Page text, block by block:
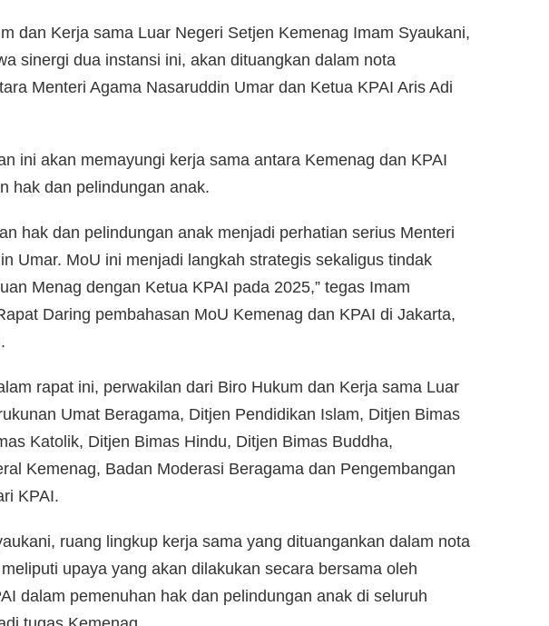
dan Kerja sama Luar Negeri Setjen Kemenag Imam Syaukani,
sinergi dua instansi ini, akan dituangkan dalam nota
Menteri Agama Nasaruddin Umar dan Ketua KPAI Aris Adi
ini akan memayungi kerja sama antara Kemenag dan KPAI
hak dan pelindungan anak.
hak dan pelindungan anak menjadi perhatian serius Menteri
Umar. MoU ini menjadi langkah strategis sekaligus tindak
Menag dengan Ketua KPAI pada 2025,” tegas Imam
Daring pembahasan MoU Kemenag dan KPAI di Jakarta,
rapat ini, perwakilan dari Biro Hukum dan Kerja sama Luar
Umat Beragama, Ditjen Pendidikan Islam, Ditjen Bimas
Katolik, Ditjen Bimas Hindu, Ditjen Bimas Buddha,
Kemenag, Badan Moderasi Beragama dan Pengembangan
KPAI.
ruang lingkup kerja sama yang dituangankan dalam nota
upaya yang akan dilakukan secara bersama oleh
dalam pemenuhan hak dan pelindungan anak di seluruh